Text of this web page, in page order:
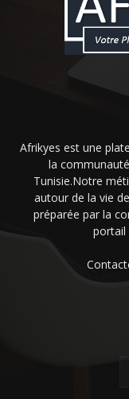
Afrikyes est une
la
Tunisie.Notre
autour de la vie
préparée par la
portail